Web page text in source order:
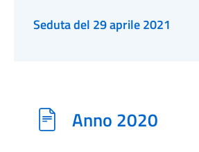
Seduta del 29 aprile 2021
Anno 2020